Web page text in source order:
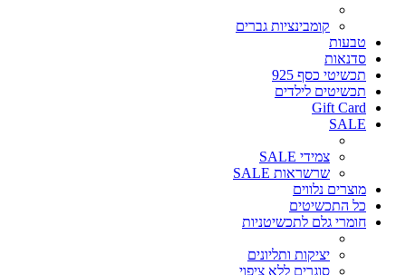
קומבינציות גברים
טבעות
סדנאות
תכשיטי כסף 925
תכשיטים לילדים
Gift Card
SALE
צמידי SALE
שרשראות SALE
מוצרים נלווים
כל התכשיטים
חומרי גלם לתכשיטניות
יציקות ותליונים
סוגרים ללא ציפוי